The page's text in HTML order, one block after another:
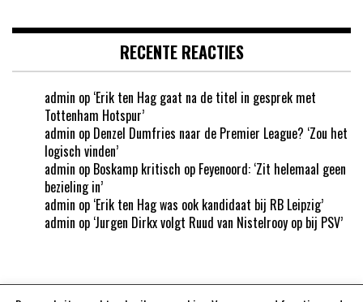
RECENTE REACTIES
admin op ‘Erik ten Hag gaat na de titel in gesprek met
Tottenham Hotspur’
admin op Denzel Dumfries naar de Premier League? ‘Zou het
logisch vinden’
admin op Boskamp kritisch op Feyenoord: ‘Zit helemaal geen
bezieling in’
admin op ‘Erik ten Hag was ook kandidaat bij RB Leipzig’
admin op ‘Jurgen Dirkx volgt Ruud van Nistelrooy op bij PSV’